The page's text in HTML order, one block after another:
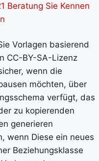
Beratung Sie Kennen
Vorlagen basierend
CC-BY-SA-Lizenz
wenn die
möchten, über
verfügt, das
zu kopierenden
generieren
wenn Diese ein neues
Beziehungsklasse